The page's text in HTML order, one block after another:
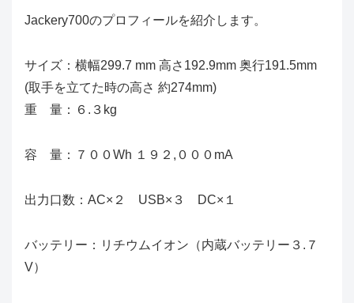
Jackery700のプロフィールを紹介します。
サイズ：横幅299.7 mm 高さ192.9mm 奥行191.5mm
(取手を立てた時の高さ 約274mm)
重 量：６.３kg
容 量：７００Wh １９２,０００mA
出力口数：AC×２ USB×３ DC×１
バッテリー：リチウムイオン（内蔵バッテリー３.７
V）